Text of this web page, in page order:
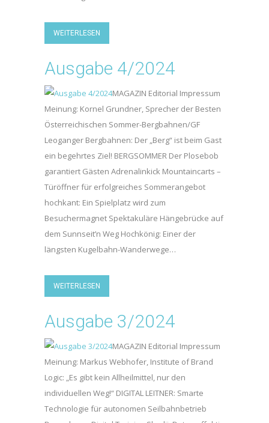
WEITERLESEN
Ausgabe 4/2024
MAGAZIN Editorial Impressum
Meinung: Kornel Grundner, Sprecher der Besten
Österreichischen Sommer-Bergbahnen/GF
Leoganger Bergbahnen: Der „Berg“ ist beim Gast
ein begehrtes Ziel! BERGSOMMER Der Plosebob
garantiert Gästen Adrenalinkick Mountaincarts –
Türöffner für erfolgreiches Sommerangebot
hochkant: Ein Spielplatz wird zum
Besuchermagnet Spektakuläre Hängebrücke auf
dem Sunnseit’n Weg Hochkönig: Einer der
längsten Kugelbahn-Wanderwege…
WEITERLESEN
Ausgabe 3/2024
MAGAZIN Editorial Impressum
Meinung: Markus Webhofer, Institute of Brand
Logic: „Es gibt kein Allheilmittel, nur den
individuellen Weg!“ DIGITAL LEITNER: Smarte
Technologie für autonomen Seilbahnbetrieb